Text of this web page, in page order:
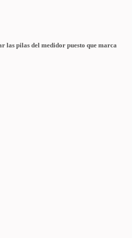
las pilas del medidor puesto que marca